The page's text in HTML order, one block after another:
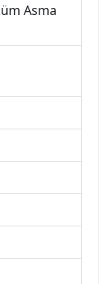
Asma